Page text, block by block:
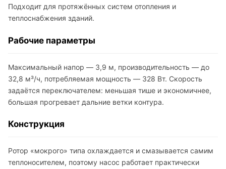
Подходит для протяжённых систем отопления и
теплоснабжения зданий.
Рабочие параметры
Максимальный напор — 3,9 м, производительность — до
32,8 м³/ч, потребляемая мощность — 328 Вт. Скорость
задаётся переключателем: меньшая тише и экономичнее,
большая прогревает дальние ветки контура.
Конструкция
Ротор «мокрого» типа охлаждается и смазывается самим
теплоносителем, поэтому насос работает практически